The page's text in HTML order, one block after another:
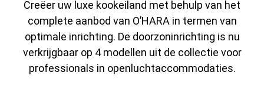
Creëer uw luxe kookeiland met behulp van het
complete aanbod van O’HARA in termen van
optimale inrichting. De doorzoninrichting is nu
verkrijgbaar op 4 modellen uit de collectie voor
professionals in openluchtaccommodaties.